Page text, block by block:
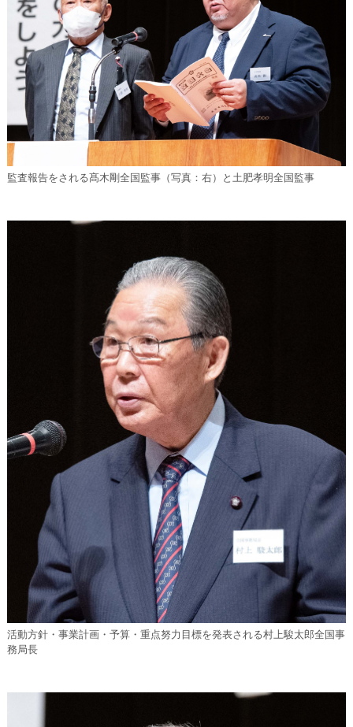
監査報告をされる髙木剛全国監事（写真：右）と土肥孝明全国監事
活動方針・事業計画・予算・重点努力目標を発表される村上駿太郎全国事
務局長